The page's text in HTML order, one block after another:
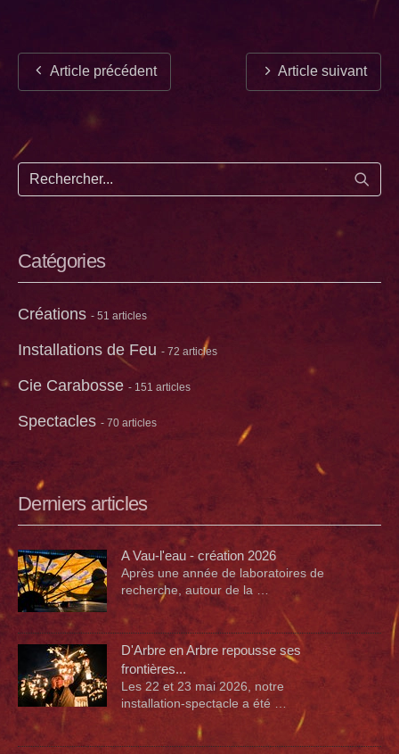
Article précédent Article suivant
Catégories
Créations - 51 articles
Installations de Feu - 72 articles
Cie Carabosse - 151 articles
Spectacles - 70 articles
Derniers articles
A Vau-l'eau - création 2026
Après une année de laboratoires de
recherche, autour de la …
D'Arbre en Arbre repousse ses
frontières...
Les 22 et 23 mai 2026, notre
installation-spectacle a été …